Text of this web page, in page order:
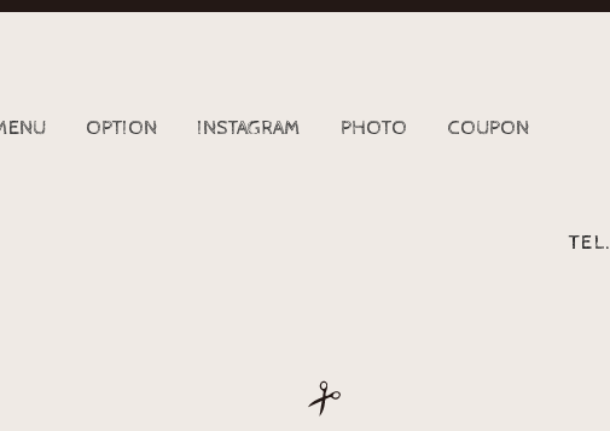
OPTION INSTAGRAM PHOTO COUPON
TEL.